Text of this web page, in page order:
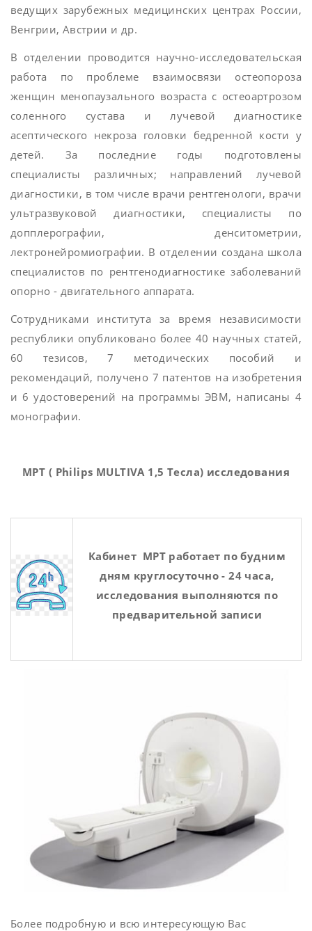
ведущих зарубежных медицинских центрах России,
Венгрии, Австрии и др.
В отделении проводится научно-исследовательская
работа по проблеме взаимосвязи остеопороза
женщин менопаузального возраста с остеоартрозом
соленного сустава и лучевой диагностике
асептического некроза головки бедренной кости у
детей. За последние годы подготовлены
специалисты различных; направлений лучевой
диагностики, в том числе врачи рентгенологи, врачи
ультразвуковой диагностики, специалисты по
допплерографии, денситометрии,
лектронейромиографии. В отделении создана школа
специалистов по рентгенодиагностике заболеваний
опорно - двигательного аппарата.
Сотрудниками института за время независимости
республики опубликовано более 40 научных статей,
60 тезисов, 7 методических пособий и
рекомендаций, получено 7 патентов на изобретения
и 6 удостоверений на программы ЭВМ, написаны 4
монографии.
МРТ ( Philips MULTIVA 1,5 Тесла) исследования
Кабинет МРТ работает по будним
дням круглосуточно - 24 часа,
исследования выполняются по
предварительной записи
Более подробную и всю интересующую Вас